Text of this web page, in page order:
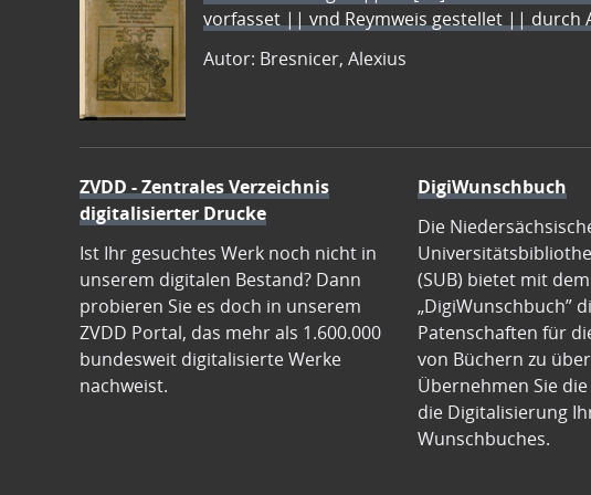
vorfasset || vnd Reymweis gestellet ||
Autor: Bresnicer, Alexius
ZVDD - Zentrales Verzeichnis
digitalisierter Drucke
Ist Ihr gesuchtes Werk noch nicht in
unserem digitalen Bestand? Dann
probieren Sie es doch in unserem
ZVDD Portal, das mehr als 1.600.000
bundesweit digitalisierte Werke
nachweist.
DigiWunschbuch
Die
(SUB) bietet mit
„DigiWunschbuch”
Patenschaften für
von Büchern zu
Übernehmen Sie
die Digitalisierung
Wunschbuches.